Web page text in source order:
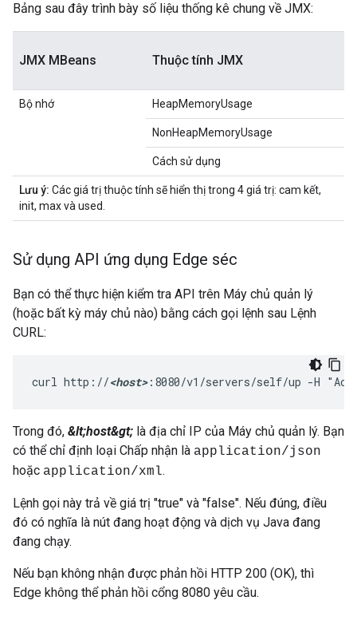
Bảng sau đây trình bày số liệu thống kê chung về JMX:
JMX MBeans Thuộc tính JMX
Bộ nhớ HeapMemoryUsage
NonHeapMemoryUsage
Cách sử dụng
Lưu ý: Các giá trị thuộc tính sẽ hiển thị trong 4 giá trị: cam kết,
init, max và used.
Sử dụng API ứng dụng Edge séc
Bạn có thể thực hiện kiểm tra API trên Máy chủ quản lý
(hoặc bất kỳ máy chủ nào) bằng cách gọi lệnh sau Lệnh
CURL:
curl http://<host>:8080/v1/servers/self/up -H
Trong đó, &lt;host&gt; là địa chỉ IP của Máy chủ quản lý. Bạn
có thể chỉ định loại Chấp nhận là application/json
hoặc application/xml.
Lệnh gọi này trả về giá trị "true" và "false". Nếu đúng, điều
đó có nghĩa là nút đang hoạt động và dịch vụ Java đang
đang chạy.
Nếu bạn không nhận được phản hồi HTTP 200 (OK), thì
Edge không thể phản hồi cổng 8080 yêu cầu.